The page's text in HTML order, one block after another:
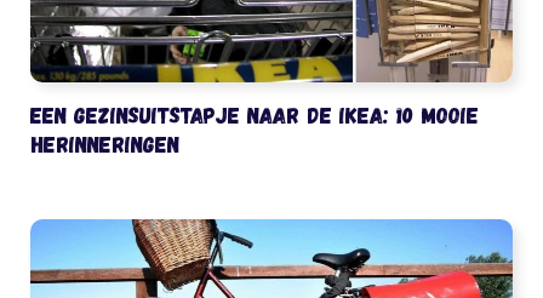
Een gezinsuitstapje naar de IKEA: 10 mooie
herinneringen